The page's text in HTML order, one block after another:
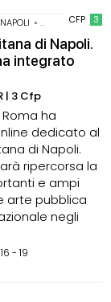
CFP 3
NAPOLI •WEBINAR
di Napoli.
integrato
| 3 Cfp
ha
dedicato al
di Napoli.
ripercorsa la
e ampi
arte pubblica
negli
- 19